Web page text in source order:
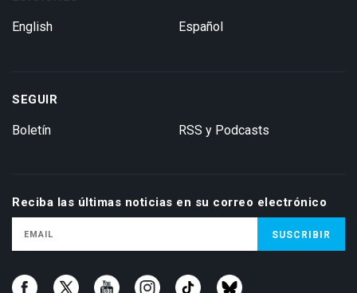
English Español
SEGUIR
Boletín RSS y Podcasts
Reciba las últimas noticias en su correo electrónico